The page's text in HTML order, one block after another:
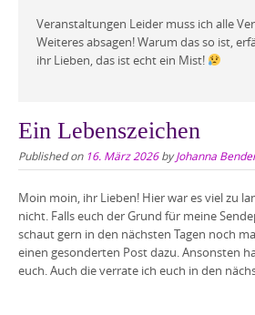
Veranstaltungen Leider muss ich alle
Weiteres absagen! Warum das so ist,
ihr Lieben, das ist echt ein Mist!
Ein Lebenszeichen
Published on 16. März 2026byJohanna
Moin moin, ihr Lieben! Hier war es viel zu
nicht. Falls euch der Grund für meine
schaut gern in den nächsten Tagen noch
einen gesonderten Post dazu. Ansonsten
euch. Auch die verrate ich euch in den